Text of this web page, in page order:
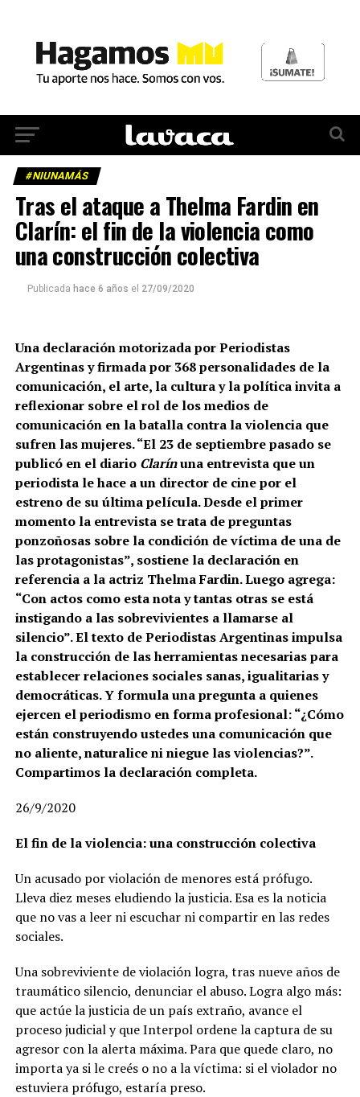
#NIUNAMÁS
Tras el ataque a Thelma Fardin en
Clarín: el fin de la violencia como
una construcción colectiva
Publicada hace 6 años el 27/09/2020
Una declaración motorizada por Periodistas
Argentinas y firmada por 368 personalidades de la
comunicación, el arte, la cultura y la política invita a
reflexionar sobre el rol de los medios de
comunicación en la batalla contra la violencia que
sufren las mujeres. “El 23 de septiembre pasado se
publicó en el diario Clarínuna entrevista que un
periodista le hace a un director de cine por el
estreno de su última película. Desde el primer
momento la entrevista se trata de preguntas
ponzoñosas sobre la condición de víctima de una de
las protagonistas”, sostiene la declaración en
referencia a la actriz Thelma Fardin. Luego agrega:
“Con actos como esta nota y tantas otras se está
instigando a las sobrevivientes a llamarse al
silencio”. El texto de Periodistas Argentinas impulsa
la construcción de las herramientas necesarias para
establecer relaciones sociales sanas, igualitarias y
democráticas. Y formula una pregunta a quienes
ejercen el periodismo en forma profesional: “¿Cómo
están construyendo ustedes una comunicación que
no aliente, naturalice ni niegue las violencias?”.
Compartimos la declaración completa.
26/9/2020
El fin de la violencia: una construcción colectiva
Un acusado por violación de menores está prófugo.
Lleva diez meses eludiendo la justicia. Esa es la noticia
que no vas a leer ni escuchar ni compartir en las redes
sociales.
Una sobreviviente de violación logra, tras nueve años de
traumático silencio, denunciar el abuso. Logra algo más:
que actúe la justicia de un país extraño, avance el
proceso judicial y que Interpol ordene la captura de su
agresor con la alerta máxima. Para que quede claro, no
importa ya si le creés o no a la víctima: si el violador no
estuviera prófugo, estaría preso.